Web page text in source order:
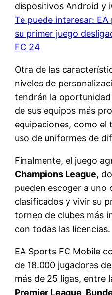
dispositivos Android y
Te puede interesar:
su primer juego
FC 24
Otra de las
niveles de
tendrán la
de sus equipos más
equipaciones, como el
uso de uniformes de
Finalmente, el juego
Champions League,
pueden escoger a uno
clasificados y vivir su
torneo de clubes más
con todas las licencias.
EA Sports FC Mobile
de 18.000 jugadores
más de 25 ligas, entre
Premier League,